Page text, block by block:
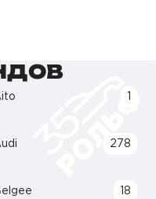
278
18